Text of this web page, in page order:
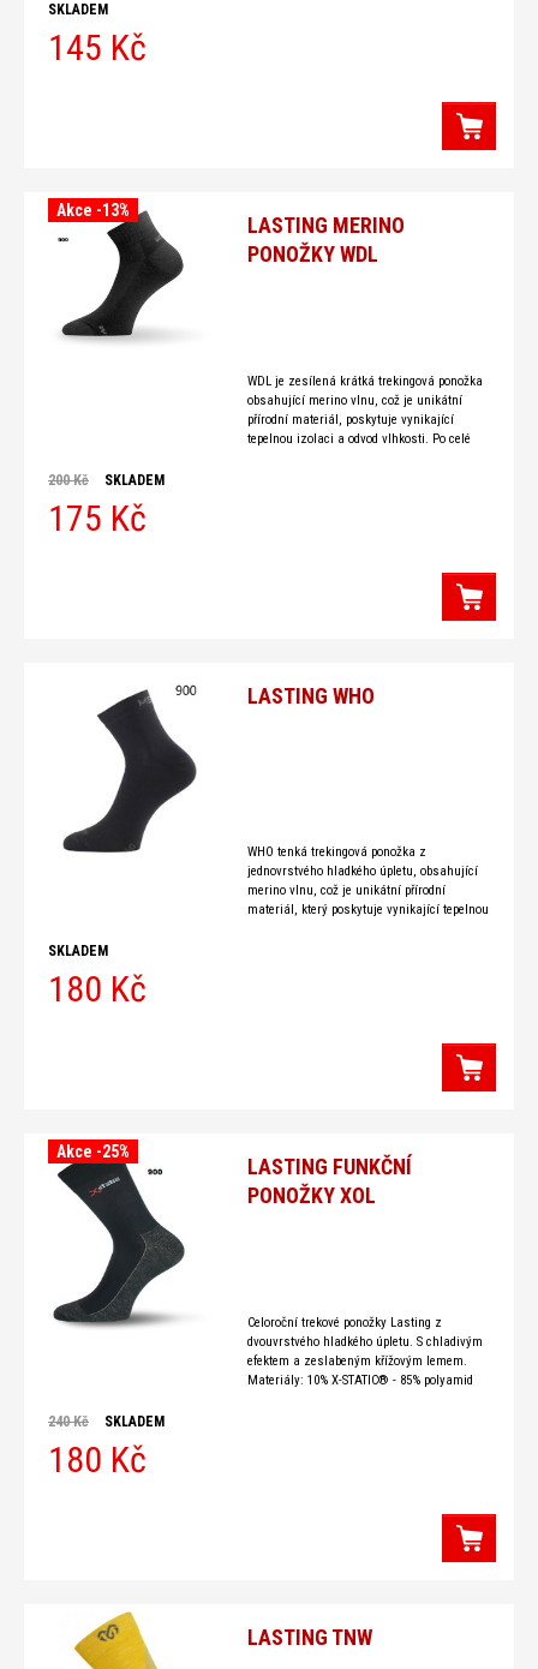
SKLADEM
145 Kč
LASTING MERINO
PONOŽKY WDL
Akce -13%
WDL je zesílená krátká trekingová ponožka
obsahující merino vlnu, což je unikátní
přírodní materiál, poskytuje vynikající
tepelnou izolaci a odvod vlhkosti. Po celé
200 Kč SKLADEM
175 Kč
LASTING WHO
WHO tenká trekingová ponožka z
jednovrstvého hladkého úpletu, obsahující
merino vlnu, což je unikátní přírodní
materiál, který poskytuje vynikající tepelnou
SKLADEM
180 Kč
LASTING FUNKČNÍ
PONOŽKY XOL
Akce -25%
Celoroční trekové ponožky Lasting z
dvouvrstvého hladkého úpletu. S chladivým
efektem a zeslabeným křížovým lemem.
Materiály: 10% X-STATIC® - 85% polyamid
240 Kč SKLADEM
180 Kč
LASTING TNW